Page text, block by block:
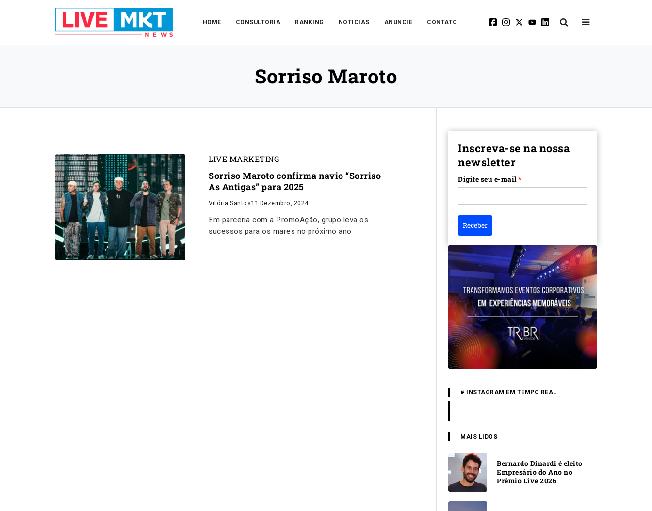
HOME CONSULTORIA RANKING NOTICIAS ANUNCIE CONTATO
Sorriso Maroto
LIVE MARKETING
Sorriso Maroto confirma navio “Sorriso
As Antigas” para 2025
Vitória Santos11 Dezembro, 2024
Em parceria com a PromoAção, grupo leva os
sucessos para os mares no próximo ano
Inscreva-se na nossa
newsletter
Digite seu e-mail*
Receber
# INSTAGRAM EM TEMPO REAL
MAIS LIDOS
Bernardo Dinardi é eleito
Empresário do Ano no
Prêmio Live 2026